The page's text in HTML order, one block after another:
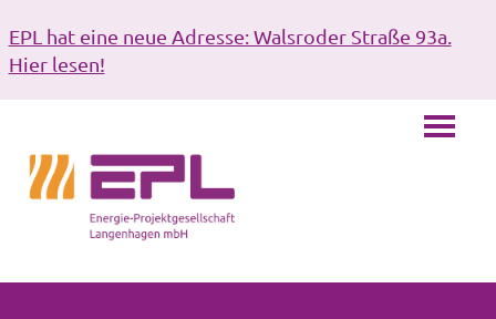
EPL hat eine neue Adresse: Walsroder Straße 93a.
Hier lesen!